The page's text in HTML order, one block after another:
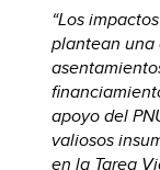
“Los
plantean una
apoyo del
valiosos
en la Tarea